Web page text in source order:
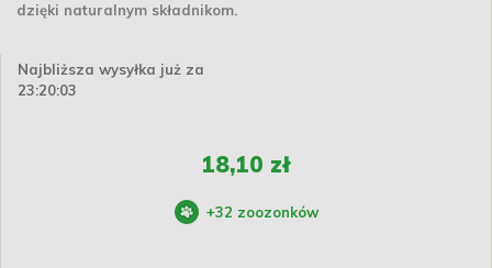
dzięki naturalnym składnikom.
Najbliższa wysyłka już za
23:20:03
18,10 zł
+32 zoozonków